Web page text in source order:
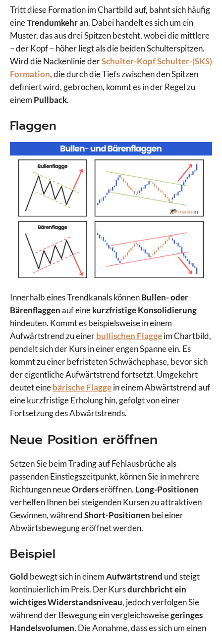
Tritt diese Formation im Chartbild auf, bahnt sich häufig
eineTrendumkehran. Dabei handelt es sich um ein
Muster, das aus drei Spitzen besteht, wobei die mittlere
– der Kopf – höher liegt als die beiden Schulterspitzen.
Wird die Nackenlinie derSchulter-Kopf Schulter-(SKS)
Formation, die durch die Tiefs zwischen den Spitzen
definiert wird, gebrochen, kommt es in der Regel zu
einem Pullback.
Flaggen
Innerhalb eines Trendkanals könnenBullen- oder
Bärenflaggenauf einekurzfristige Konsolidierung
hindeuten. Kommt es beispielsweise in einem
Aufwärtstrend zu einerbullischen Flaggeim Chartbild,
pendelt sich der Kurs in einer engen Spanne ein. Es
kommt zu einer befristeten Schwächephase, bevor sich
der eigentliche Aufwärtstrend fortsetzt. Umgekehrt
deutet einebärische Flaggein einem Abwärtstrend auf
eine kurzfristige Erholung hin, gefolgt von einer
Fortsetzung des Abwärtstrends.
Neue Position eröffnen
Setzen Sie beim Trading auf Fehlausbrüche als
passenden Einstiegszeitpunkt, können Sie in mehrere
Richtungen neueOrderseröffnen. Long-Positionen
verhelfen Ihnen bei steigenden Kursen zu attraktiven
Gewinnen, währendShort-Positionen bei einer
Abwärtsbewegung eröffnet werden.
Beispiel
Gold bewegt sich in einemAufwärtstrend und steigt
kontinuierlich im Preis. Der Kursdurchbricht ein
wichtiges Widerstandsniveau, jedoch verfolgen Sie
während der Bewegung ein vergleichsweisegeringes
Handelsvolumen. Die Annahme, dass es sich um einen